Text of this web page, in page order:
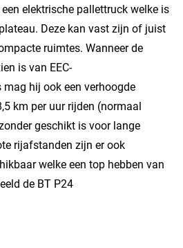
elektrische pallettruck welke is
Deze kan vast zijn of juist
ruimtes. Wanneer de
is van EEC-
hij ook een verhoogde
km per uur rijden (normaal
geschikt is voor lange
rijafstanden zijn er ook
welke een top hebben van
de BT P24